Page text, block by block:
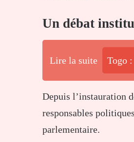
Un débat
Lire la suite Togo
Depuis l’instauration
responsables
parlementaire.